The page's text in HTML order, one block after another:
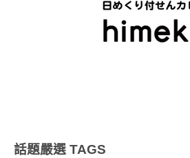
話題嚴選 TAGS